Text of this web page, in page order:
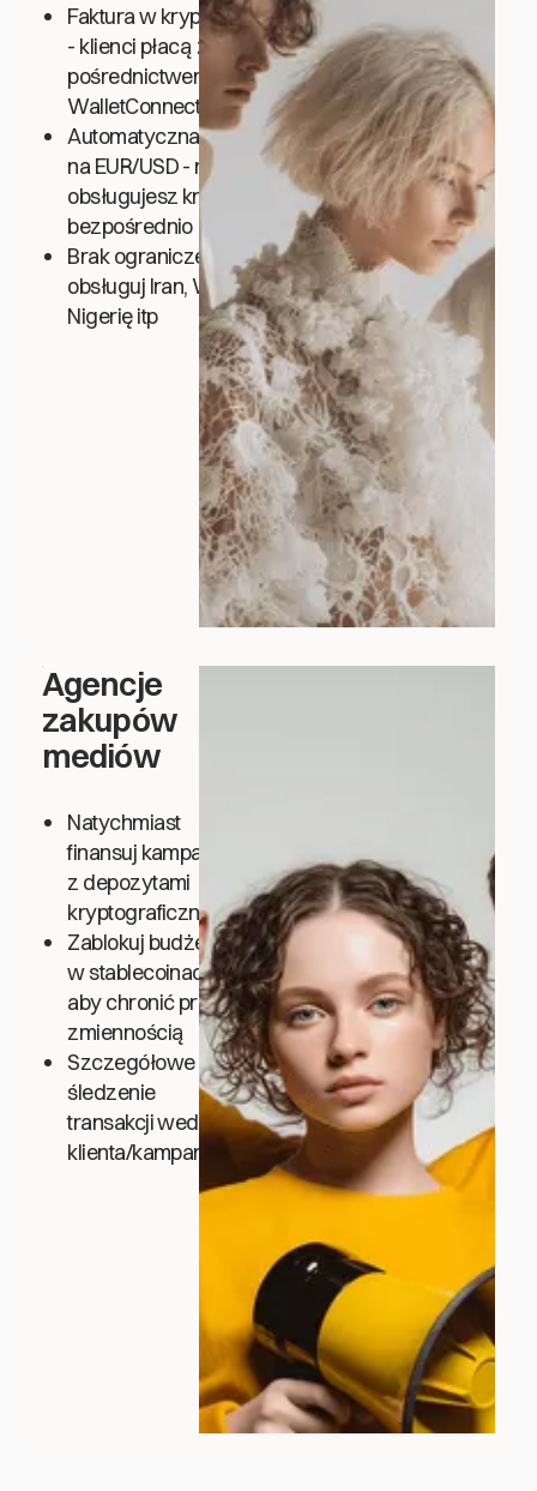
Faktura w kryptowalutach
- klienci płacą za
pośrednictwem
WalletConnect/MetaMask
Automatyczna konwersja
na EUR/USD - nigdy nie
obsługujesz kryptowalut
bezpośrednio
Brak ograniczeń GEO -
obsługuj Iran, Wenezuelę,
Nigerię itp
Agencje
zakupów
mediów
Natychmiast
finansuj kampanie
z depozytami
kryptograficznymi
Zablokuj budżety
w stablecoinach,
aby chronić przed
zmiennością
Szczegółowe
śledzenie
transakcji według
klienta/kampanii